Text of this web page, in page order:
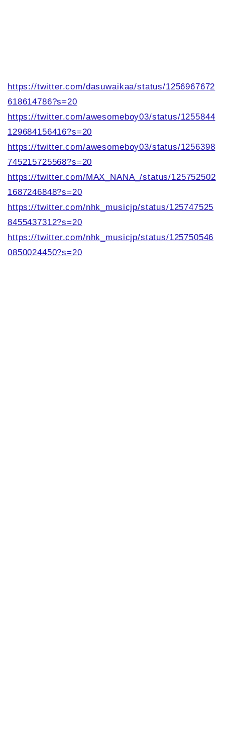
https://twitter.com/dasuwaikaa/status/1256967672
618614786?s=20
https://twitter.com/awesomeboy03/status/1255844
129684156416?s=20
https://twitter.com/awesomeboy03/status/1256398
745215725568?s=20
https://twitter.com/MAX_NANA_/status/125752502
1687246848?s=20
https://twitter.com/nhk_musicjp/status/125747525
8455437312?s=20
https://twitter.com/nhk_musicjp/status/125750546
0850024450?s=20